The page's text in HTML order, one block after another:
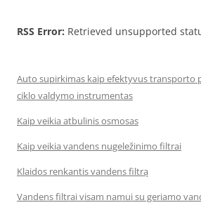
RSS Error: Retrieved unsupported
Auto supirkimas kaip efektyvus transporto
ciklo valdymo instrumentas
Kaip veikia atbulinis osmosas
Kaip veikia vandens nugeležinimo filtrai
Klaidos renkantis vandens filtrą
Vandens filtrai visam namui su geriamo